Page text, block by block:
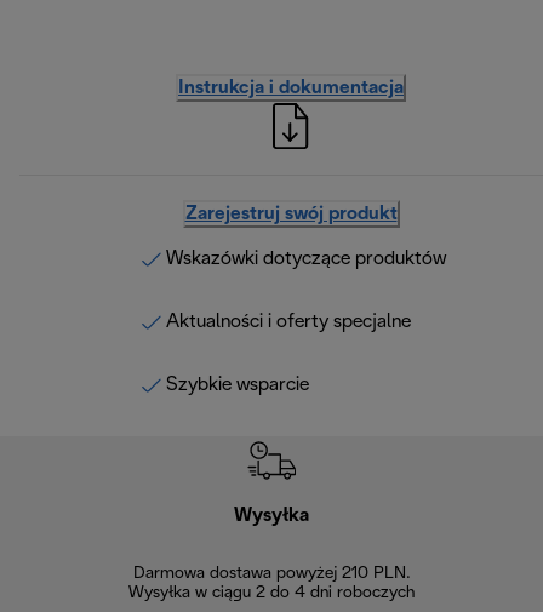
Instrukcja i dokumentacja
Zarejestruj swój produkt
Wskazówki dotyczące produktów
Aktualności i oferty specjalne
Szybkie wsparcie
Wysyłka
Darmowa dostawa powyżej 210 PLN.
Wysyłka w ciągu 2 do 4 dni roboczych